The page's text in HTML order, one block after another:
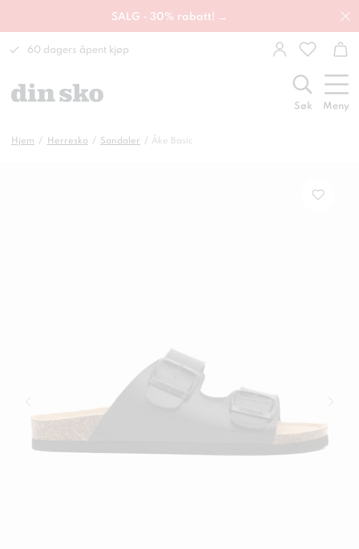
SALG - 30% rabatt! →
60 dagers åpent kjøp
Søk Meny
Hjem Herresko Sandaler Åke Basic